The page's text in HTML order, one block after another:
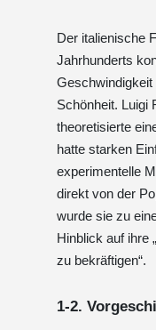
Der italienische
Jahrhunderts
Schönheit. Luigi
theoretisierte
hatte starken
experimentelle
direkt von der
wurde sie zu
Hinblick auf ihre
zu bekräftigen“.
1-2.